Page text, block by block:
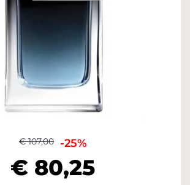
€ 107,00 -25%
€ 80,25